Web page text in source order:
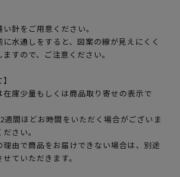
針をご用意ください。
水通しをすると、図案の線が見えにくく
すので、ご注意ください。
庫少量もしくは商品取り寄せの表示で
週間ほどお時間をいただく場合がございま
さい。
理由で商品をお届けできない場合は、別途
ていただきます。